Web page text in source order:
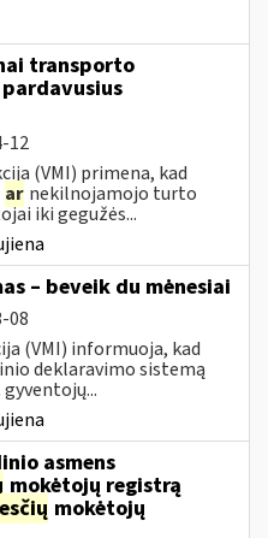
transporto
12
(VMI) primena, kad
ar nekilnojamojo turto
iki gegužės...
– beveik du mėnesiai
08
(VMI) informuoja, kad
deklaravimo sistemą
asmens
mokėtojų registrą
mokėtojų